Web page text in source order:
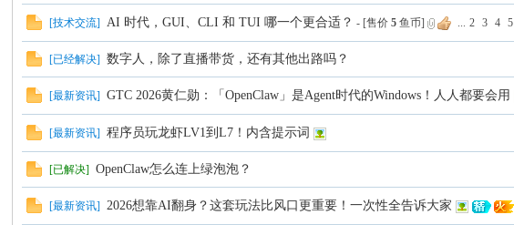
[技术交流] AI 时代，GUI、CLI 和 TUI 哪一个更合适？ - [售价5 鱼币] ... 2 3 4 5
[已经解决] 数字人，除了直播带货，还有其他出路吗？
[最新资讯] GTC 2026黄仁勋：「OpenClaw」是Agent时代的Windows！人人都要会用
[最新资讯] 程序员玩龙虾LV1到L7！内含提示词
[已解决] OpenClaw怎么连上绿泡泡？
[最新资讯] 2026想靠AI翻身？这套玩法比风口更重要！一次性全告诉大家